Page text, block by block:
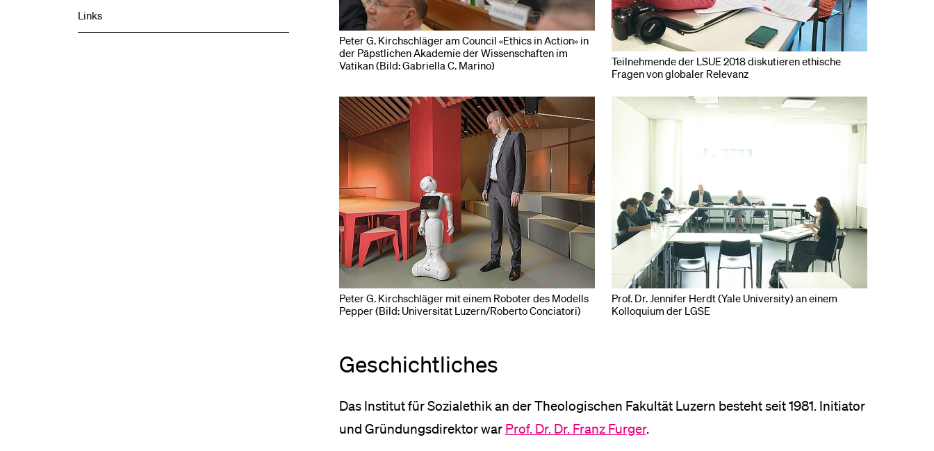
Links
Peter G. Kirchschläger am Council «Ethics in Action» in
der Päpstlichen Akademie der Wissenschaften im
Vatikan (Bild: Gabriella C. Marino)
Teilnehmende der LSUE 2018 diskutieren ethische
Fragen von globaler Relevanz
Peter G. Kirchschläger mit einem Roboter des Modells
Pepper (Bild: Universität Luzern/Roberto Conciatori)
Prof. Dr. Jennifer Herdt (Yale University) an einem
Kolloquium der LGSE
Geschichtliches
Das Institut für Sozialethik an der Theologischen Fakultät Luzern besteht seit 1981. Initiator
und Gründungsdirektor war Prof. Dr. Dr. Franz Furger.